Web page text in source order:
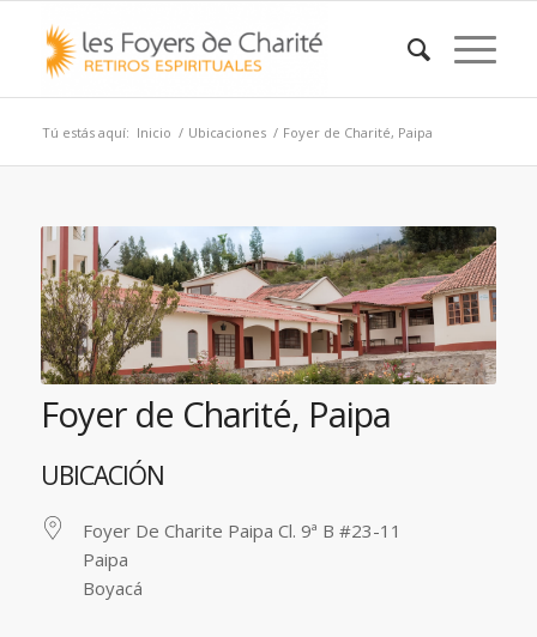
Tú estás aquí: Inicio / Ubicaciones / Foyer de Charité, Paipa
Foyer de Charité, Paipa
UBICACIÓN
Foyer De Charite Paipa Cl. 9ª B #23-11
Paipa
Boyacá